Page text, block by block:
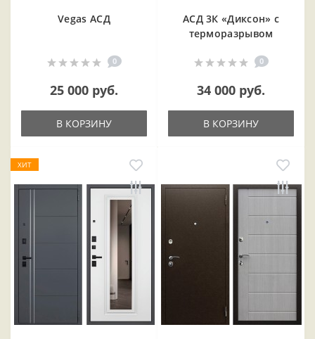
Vegas АСД
0
25 000 руб.
В КОРЗИНУ
АСД 3К «Диксон» с
терморазрывом
0
34 000 руб.
В КОРЗИНУ
ХИТ